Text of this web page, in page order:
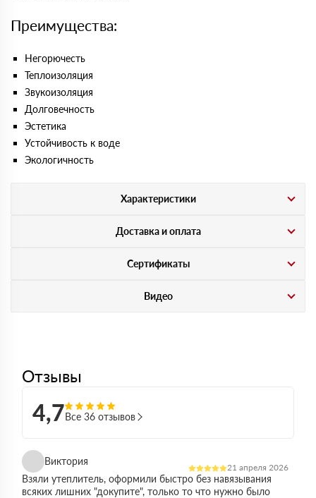
Преимущества:
Негорючесть
Теплоизоляция
Звукоизоляция
Долговечность
Эстетика
Устойчивость к воде
Экологичность
Характеристики
Доставка и оплата
Сертификаты
Видео
Отзывы
4,7Все 36 отзывов
Виктория
21 апреля 2026
Взяли утеплитель, оформили быстро без навязывания
всяких лишних "докупите", только то что нужно было